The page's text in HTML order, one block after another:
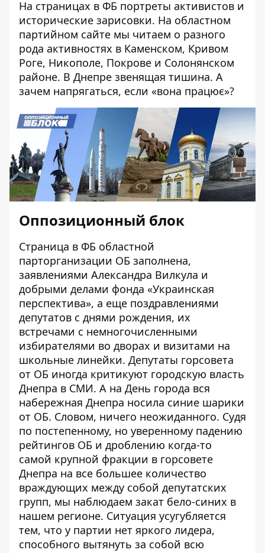
На страницах в ФБ портреты активистов и
исторические зарисовки. На областном
партийном сайте мы читаем о разного
рода активностях в Каменском, Кривом
Роге, Никополе, Покрове и Солонянском
районе. В Днепре звенящая тишина. А
зачем напрягаться, если «вона працює»?
Оппозиционный блок
Страница в ФБ областной
парторганизации ОБ заполнена,
заявлениями Александра Вилкула и
добрыми делами фонда «Украинская
перспектива», а еще поздравлениями
депутатов с днями рождения, их
встречами с немногочисленными
избирателями во дворах и визитами на
школьные линейки. Депутаты горсовета
от ОБ иногда критикуют городскую власть
Днепра в СМИ. А на День города вся
набережная Днепра носила синие шарики
от ОБ. Словом, ничего неожиданного. Судя
по постепенному, но уверенному падению
рейтингов ОБ и дроблению когда-то
самой крупной фракции в горсовете
Днепра на все большее количество
враждующих между собой депутатских
групп, мы наблюдаем закат бело-синих в
нашем регионе. Ситуация усугубляется
тем, что у партии нет яркого лидера,
способного вытянуть за собой всю